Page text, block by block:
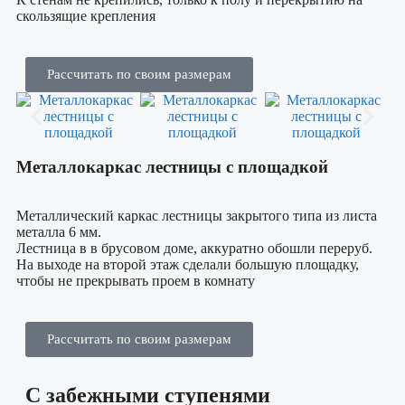
скользящие крепления
Рассчитать по своим размерам
Металлокаркас лестницы с площадкой
Металлический каркас лестницы закрытого типа из листа
металла 6 мм.
Лестница в в брусовом доме, аккуратно обошли переруб.
На выходе на второй этаж сделали большую площадку,
чтобы не прекрывать проем в комнату
Рассчитать по своим размерам
С забежными ступенями